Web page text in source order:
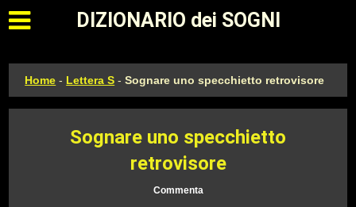
Apri il menu principale
DIZIONARIO dei SOGNI
Home - Lettera S -Sognare uno specchietto retrovisore
Sognare uno specchietto
retrovisore
Commenta